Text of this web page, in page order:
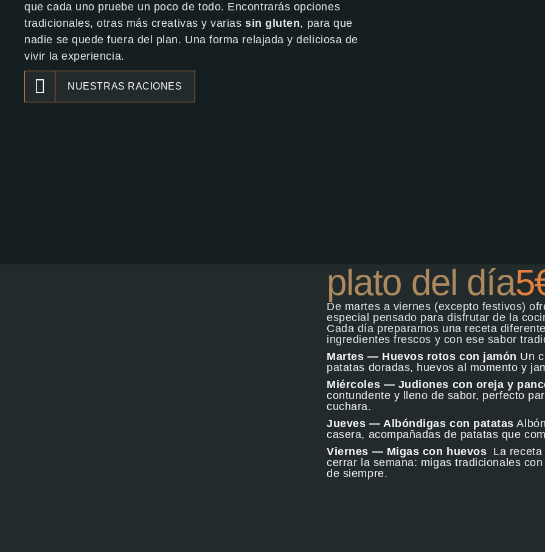
que cada uno pruebe un poco de todo. Encontrarás opciones
tradicionales, otras más creativas y variassin gluten, para que
nadie se quede fuera del plan. Una forma relajada y deliciosa de
vivir la experiencia.
NUESTRAS RACIONES
plato del día
De martes a viernes (excepto festivos)
especial pensado para disfrutar de la
Cada día preparamos una receta
ingredientes frescos y con ese sabor
Martes — Huevos rotos con jamón Un
patatas doradas, huevos al momento y
Miércoles — Judiones con oreja y
contundente y lleno de sabor, perfecto
cuchara.
Jueves — Albóndigas con patatas
casera, acompañadas de patatas que
Viernes — Migas con huevos La
cerrar la semana: migas tradicionales
de siempre.